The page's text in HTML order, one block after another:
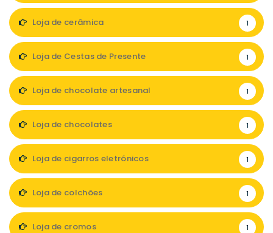
Loja de cerâmica 1
Loja de Cestas de Presente 1
Loja de chocolate artesanal 1
Loja de chocolates 1
Loja de cigarros eletrónicos 1
Loja de colchões 1
Loja de cromos 1